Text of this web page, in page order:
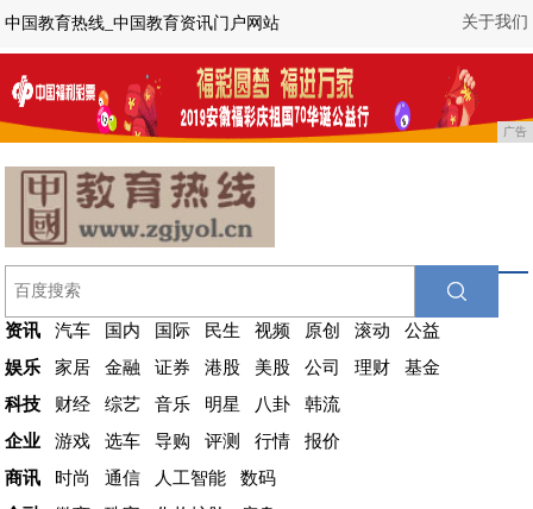
关于我们
中国教育热线_中国教育资讯门户网站
广告
资讯 汽车 国内 国际 民生 视频 原创 滚动
公益
娱乐
家居 金融 证券 港股 美股 公司 理财
基金
科技
财经 综艺 音乐 明星 八卦
韩流
企业
游戏 选车 导购 评测 行情
报价
商讯
时尚 通信 人工智能
数码